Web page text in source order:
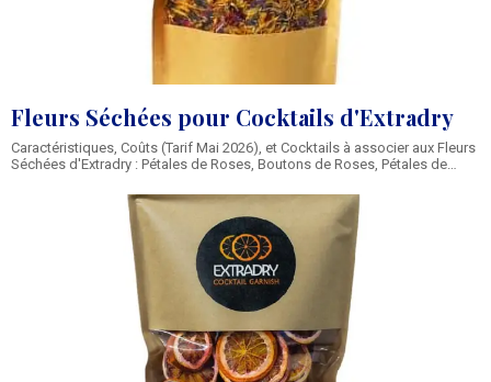
Fleurs Séchées pour Cocktails d'Extradry
Caractéristiques, Coûts (Tarif Mai 2026), et Cocktails à associer aux Fleurs
Séchées d'Extradry : Pétales de Roses, Boutons de Roses, Pétales de
Lavande, Fleurs d'Immortelle, Camomille, Hibiscus. Nom de la Marque des
Fleurs Séchées pour Cocktails